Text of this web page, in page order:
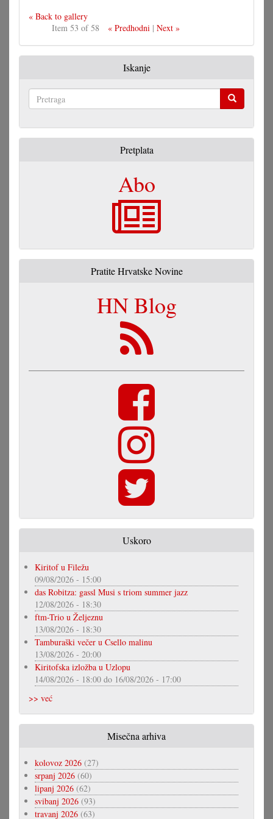
« Back to gallery
Item 53 of 58
« Predhodni| Next »
Iskanje
Pretplata
Abo
Pratite Hrvatske Novine
HN Blog
Uskoro
Kiritof u Filežu
09/08/2026 - 15:00
das Robitza: gassl Musi s triom summer jazz
12/08/2026 - 18:30
ftm-Trio u Željeznu
13/08/2026 - 18:30
Tamburaški večer u Csello malinu
13/08/2026 - 20:00
Kiritofska izložba u Uzlopu
14/08/2026 - 18:00 do 16/08/2026 - 17:00
>> već
Misečna arhiva
kolovoz 2026 (27)
srpanj 2026 (60)
lipanj 2026 (62)
svibanj 2026 (93)
travanj 2026 (63)